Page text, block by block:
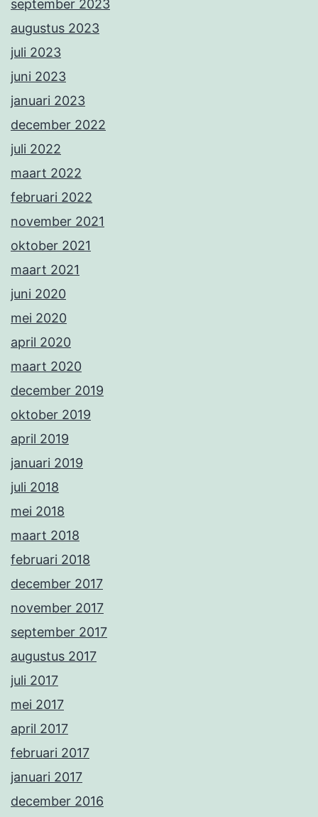
september 2023
augustus 2023
juli 2023
juni 2023
januari 2023
december 2022
juli 2022
maart 2022
februari 2022
november 2021
oktober 2021
maart 2021
juni 2020
mei 2020
april 2020
maart 2020
december 2019
oktober 2019
april 2019
januari 2019
juli 2018
mei 2018
maart 2018
februari 2018
december 2017
november 2017
september 2017
augustus 2017
juli 2017
mei 2017
april 2017
februari 2017
januari 2017
december 2016